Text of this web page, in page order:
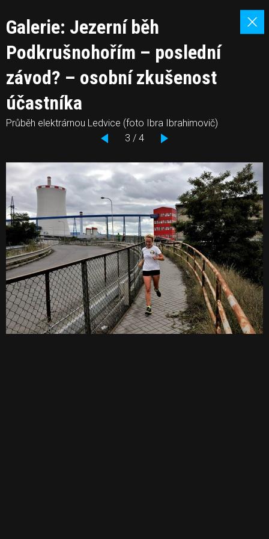
Galerie: Jezerní běh
Podkrušnohořím – poslední
závod? – osobní zkušenost
účastníka
Průběh elektrárnou Ledvice (foto Ibra Ibrahimovič)
3 / 4